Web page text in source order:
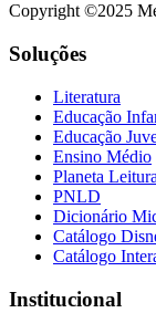
Copyright ©2025
Soluções
Literatura
Educação
Educação
Ensino Médio
Planeta Leitura
PNLD
Dicionário
Catálogo
Catálogo
Institucional